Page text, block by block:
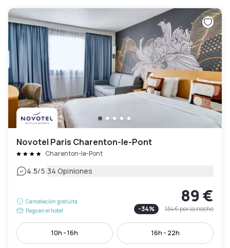
Novotel Paris Charenton-le-Pont
Charenton-le-Pont
4.5/5|34 Opiniones
Cancelación gratuita
Pago en el hotel
89 €
-34% 134 €por la noche
10h - 16h 16h - 22h